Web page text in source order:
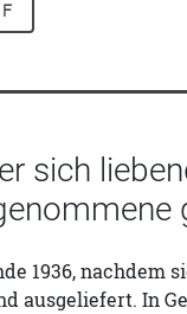
sich
1936, nachdem
ausgeliefert. In